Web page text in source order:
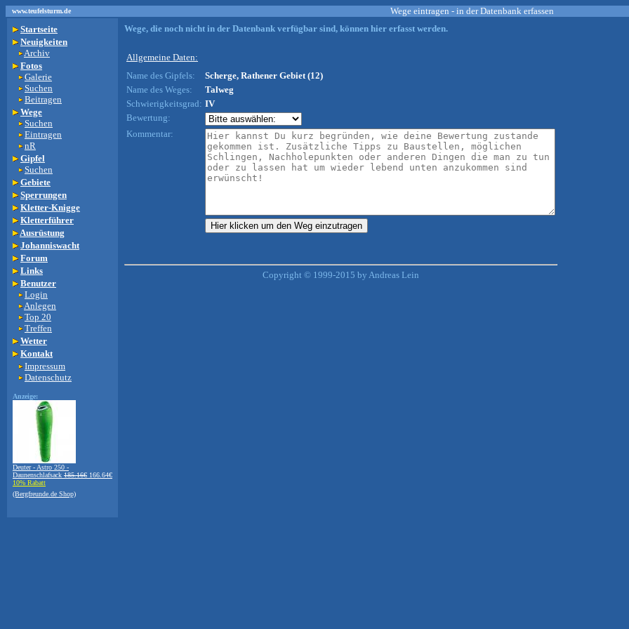
www.teufelsturm.de Wege eintragen - in der Datenbank erfassen
Startseite
Neuigkeiten
Archiv
Fotos
Galerie
Suchen
Beitragen
Wege
Suchen
Eintragen
nR
Gipfel
Suchen
Gebiete
Sperrungen
Kletter-Knigge
Kletterführer
Ausrüstung
Johanniswacht
Forum
Links
Benutzer
Login
Anlegen
Top 20
Treffen
Wetter
Kontakt
Impressum
Datenschutz
Anzeige:
Deuter - Astro 250 -
Daunenschlafsack 185.16€ 166.64€
10% Rabatt
(Bergfreunde.de Shop)
Wege, die noch nicht in der Datenbank verfügbar sind, können hier erfasst werden.
Allgemeine Daten:
Name des Gipfels:
Scherge, Rathener Gebiet (12)
Name des Weges:
Talweg
Schwierigkeitsgrad: IV
Bewertung:
Kommentar:
Copyright © 1999-2015 by Andreas Lein